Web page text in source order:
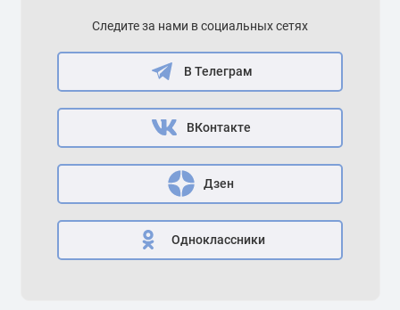
Следите за нами в социальных сетях
В Телеграм
ВКонтакте
Дзен
Одноклассники